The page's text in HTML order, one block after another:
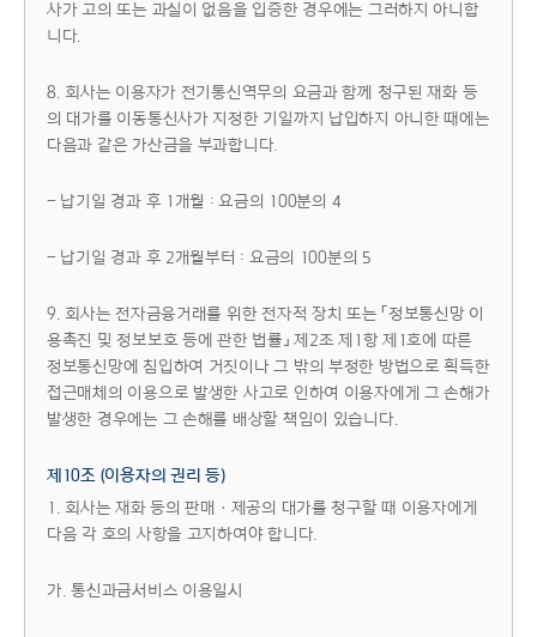
사가 고의 또는 과실이 없음을 입증한 경우에는 그러하지 아니합
니다.
8. 회사는 이용자가 전기통신역무의 요금과 함께 청구된 재화 등
의 대가를 이동통신사가 지정한 기일까지 납입하지 아니한 때에는
다음과 같은 가산금을 부과합니다.
- 납기일 경과 후 1개월 : 요금의 100분의 4
- 납기일 경과 후 2개월부터 : 요금의 100분의 5
9. 회사는 전자금융거래를 위한 전자적 장치 또는 「정보통신망 이
용촉진 및 정보보호 등에 관한 법률」 제2조 제1항 제1호에 따른
정보통신망에 침입하여 거짓이나 그 밖의 부정한 방법으로 획득한
접근매체의 이용으로 발생한 사고로 인하여 이용자에게 그 손해가
발생한 경우에는 그 손해를 배상할 책임이 있습니다.
제10조 (이용자의 권리 등)
1. 회사는 재화 등의 판매ㆍ제공의 대가를 청구할 때 이용자에게
다음 각 호의 사항을 고지하여야 합니다.
가. 통신과금서비스 이용일시